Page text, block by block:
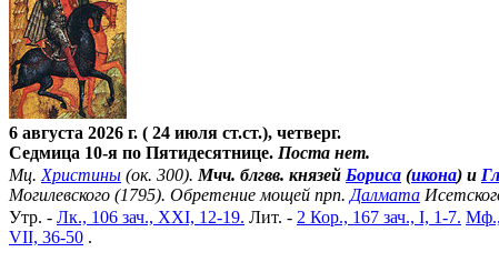
6 августа 2026 г. ( 24 июля ст.ст.), четверг.
Седмица 10-я по Пятидесятнице. Поста нет.
Мц. Христины (ок. 300). Мчч. блгвв. князей Бориса (икона) и
Могилевского (1795). Обретение мощей прп. Далмата
Утр. - Лк., 106 зач., XXI, 12-19. Лит. - 2 Кор., 167 зач., I, 1-7. Мф.,
VII, 36-50 .